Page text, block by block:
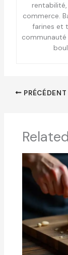
commerce.
farines et
communauté
PRÉCÉDENT